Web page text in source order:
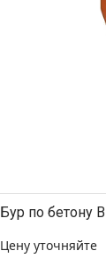
Бур по бетону
Цену уточняйте